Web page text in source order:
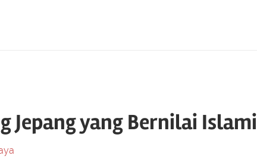
Jepang yang Bernilai Islami